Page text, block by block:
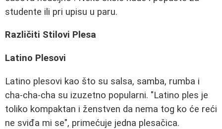
studente ili pri upisu u paru.
Različiti Stilovi Plesa
Latino Plesovi
Latino plesovi kao što su salsa, samba, rumba i
cha-cha-cha su izuzetno popularni. "Latino ples je
toliko kompaktan i ženstven da nema tog ko će reći
ne sviđa mi se", primećuje jedna plesačica.